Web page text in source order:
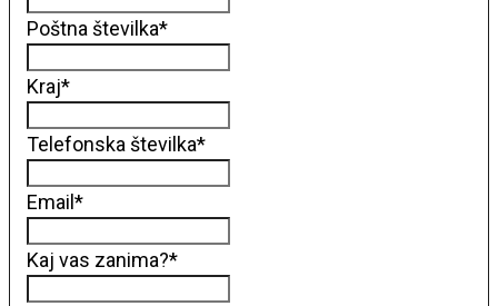
Poštna številka*
Kraj*
Telefonska številka*
Email *
Kaj vas zanima?*